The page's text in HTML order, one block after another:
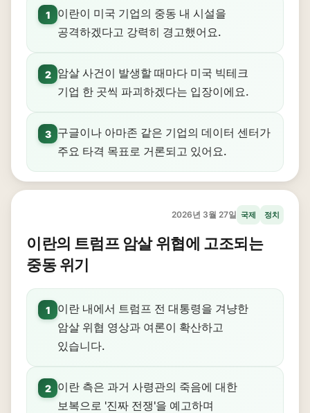
1
이란이 미국 기업의 중동 내 시설을
공격하겠다고 강력히 경고했어요.
2
암살 사건이 발생할 때마다 미국 빅테크
기업 한 곳씩 파괴하겠다는 입장이에요.
3
구글이나 아마존 같은 기업의 데이터 센터가
주요 타격 목표로 거론되고 있어요.
2026년 3월 27일 국제 정치
이란의 트럼프 암살 위협에 고조되는
중동 위기
1
이란 내에서 트럼프 전 대통령을 겨냥한
암살 위협 영상과 여론이 확산하고
있습니다.
2
이란 측은 과거 사령관의 죽음에 대한
보복으로 '진짜 전쟁'을 예고하며